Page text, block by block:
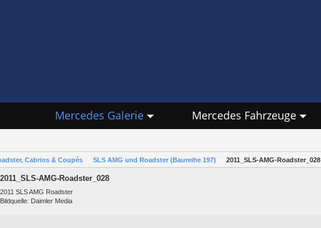
Mercedes Galerie Mercedes Fahrzeuge
Cabrios & Coupés SLS AMG und Roadster (Baureihe 197) 2011_SLS-AMG-Roadster_028
2011_SLS-AMG-Roadster_028
2011 SLS AMG Roadster
Bildquelle: Daimler Media